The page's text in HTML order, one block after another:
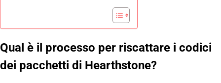
Qual è il processo per riscattare i codici
dei pacchetti di Hearthstone?